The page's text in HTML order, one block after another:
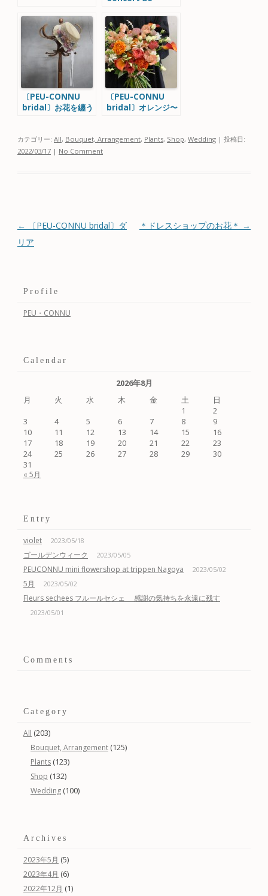
〔PEU-CONNU
bridal〕お花を纏う
〔PEU-CONNU
bridal〕オレンジ〜
カテゴリー: All, Bouquet, Arrangement, Plants, Shop, Wedding | 投稿日:
2022/03/17 | No Comment
投稿ナビゲーション
←
〔PEU-CONNU bridal〕ダ
リア
＊ドレスショップのお花＊ →
Profile
PEU・CONNU
Calendar
2026年8月
月
火 水 木 金 土
日
1
2
3
4 5 6 7 8
9
10
11 12 13 14 15
16
17
18 19 20 21 22
23
24
25 26 27 28 29
30
31
« 5月
Entry
violet 2023/05/18
ゴールデンウィーク 2023/05/05
PEUCONNU mini flowershop at trippen Nagoya 2023/05/02
5月 2023/05/02
Fleurs sechees フルールセシェ 感謝の気持ちを永遠に残す
2023/05/01
Comments
Category
All (203)
Bouquet, Arrangement (125)
Plants (123)
Shop (132)
Wedding (100)
Archives
2023年5月 (5)
2023年4月 (6)
2022年12月 (1)